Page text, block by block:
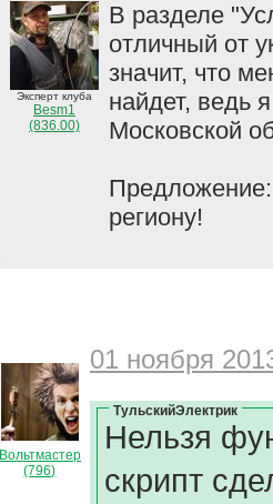
Эксперт клуба
Besm1
(836.00)
В разделе
отличный от
значит, что
найдет, ведь
Московской
Предложение:
региону!
Вольтмастер
(796)
01 ноября
ТульскийЭлектрик
Нельзя
скрипт